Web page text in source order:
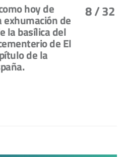
8/ 32
hoy de
exhumación de
la basílica del
de El
de la